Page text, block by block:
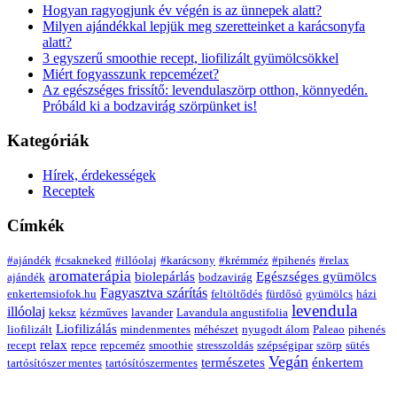
Hogyan ragyogjunk év végén is az ünnepek alatt?
Milyen ajándékkal lepjük meg szeretteinket a karácsonyfa
alatt?
3 egyszerű smoothie recept, liofilizált gyümölcsökkel
Miért fogyasszunk repcemézet?
Az egészséges frissítő: levendulaszörp otthon, könnyedén.
Próbáld ki a bodzavirág szörpünket is!
Kategóriák
Hírek, érdekességek
Receptek
Címkék
#ajándék #csakneked #illóolaj #karácsony #krémméz #pihenés #relax
ajándék aromaterápia biolepárlás bodzavirág Egészséges gyümölcs
enkertemsiofok.hu Fagyasztva szárítás feltöltődés fürdősó gyümölcs házi
illóolaj keksz kézműves lavander Lavandula angustifolia levendula
liofilizált Liofilizálás mindenmentes méhészet nyugodt álom Paleao pihenés
recept relax repce repceméz smoothie stresszoldás szépségipar szörp sütés
tartósítószer mentes tartósítószermentes természetes Vegán énkertem